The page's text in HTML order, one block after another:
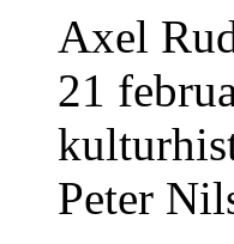
Axel
21
Peter